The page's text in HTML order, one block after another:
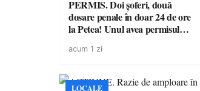
PERMIS. Doi șoferi, două
dosare penale în doar 24 de ore
la Petea! Unul avea permisul
niciodată permis
acum 1 zi
LOCALE